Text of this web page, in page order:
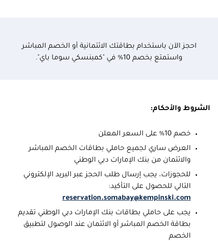
احجز الآن باستخدام بطاقتك الائتمانية أو الخصم المباشر
واستمتع بخصم 10% في "كمبنسكي سوما باي".
الشروط والأحكام:
خصم 10% على السعر المعلن
العرض ساري لجميع حاملي بطاقات الخصم المباشر
والائتمان من بنك الإمارات دبي الوطني
للحجوزات، يجب إرسال طلب الحجز عبر البريد الإلكتروني
التالي للحصول على التأكيد:
reservation.somabay@kempinski.com
يجب على حاملي بطاقات بنك الإمارات دبي الوطني تقديم
بطاقة الخصم المباشر أو الائتمان عند الوصول لتطبيق
الخصم